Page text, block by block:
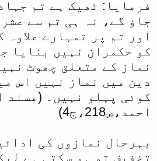
فرمایا: ٹھیک ہے تم
جاؤ گے، نہ ہی تم سے
اور تم پر تمہارے
کو حکمران نہیں بنایا
نماز کے متعلق چھوٹ
دین میں نماز نہیں اس
کوئی پہلو نہیں۔ (مسند
احمد،ص218،ج4)
بہرحال نمازوں کی
تخفیف تو ہو سکتی ہے